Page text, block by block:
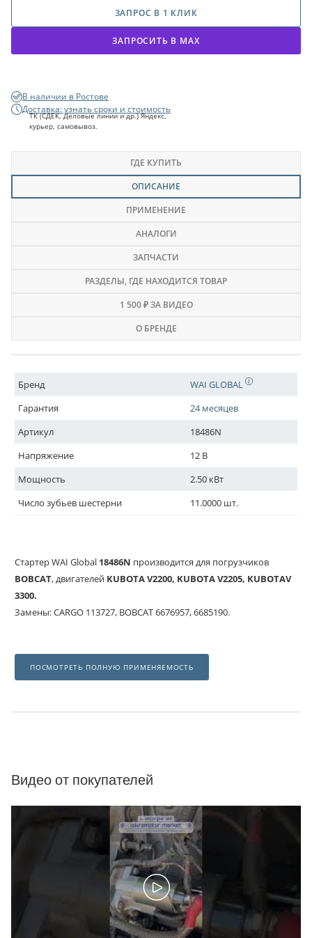
ЗАПРОС В 1 КЛИК
ЗАПРОСИТЬ В МАХ
В наличии в Ростове
Доставка: узнать сроки и стоимость
ТК (СДЕК, Деловые линии и др.) Яндекс,
курьер, самовывоз.
ГДЕ КУПИТЬ
ОПИСАНИЕ
ПРИМЕНЕНИЕ
АНАЛОГИ
ЗАПЧАСТИ
РАЗДЕЛЫ, ГДЕ НАХОДИТСЯ ТОВАР
1 500 ₽ ЗА ВИДЕО
О БРЕНДЕ
Бренд
WAI GLOBAL
Гарантия
24 месяцев
Артикул
18486N
Напряжение
12 В
Мощность
2.50 кВт
Число зубьев шестерни
11.0000 шт.
Стартер WAI Global 18486N производится для погрузчиков
BOBCAT, двигателей KUBOTA V2200, KUBOTA V2205, KUBOTAV
3300.
Замены: CARGO 113727, BOBCAT 6676957, 6685190.
ПОСМОТРЕТЬ ПОЛНУЮ ПРИМЕНЯЕМОСТЬ
Видео от покупателей